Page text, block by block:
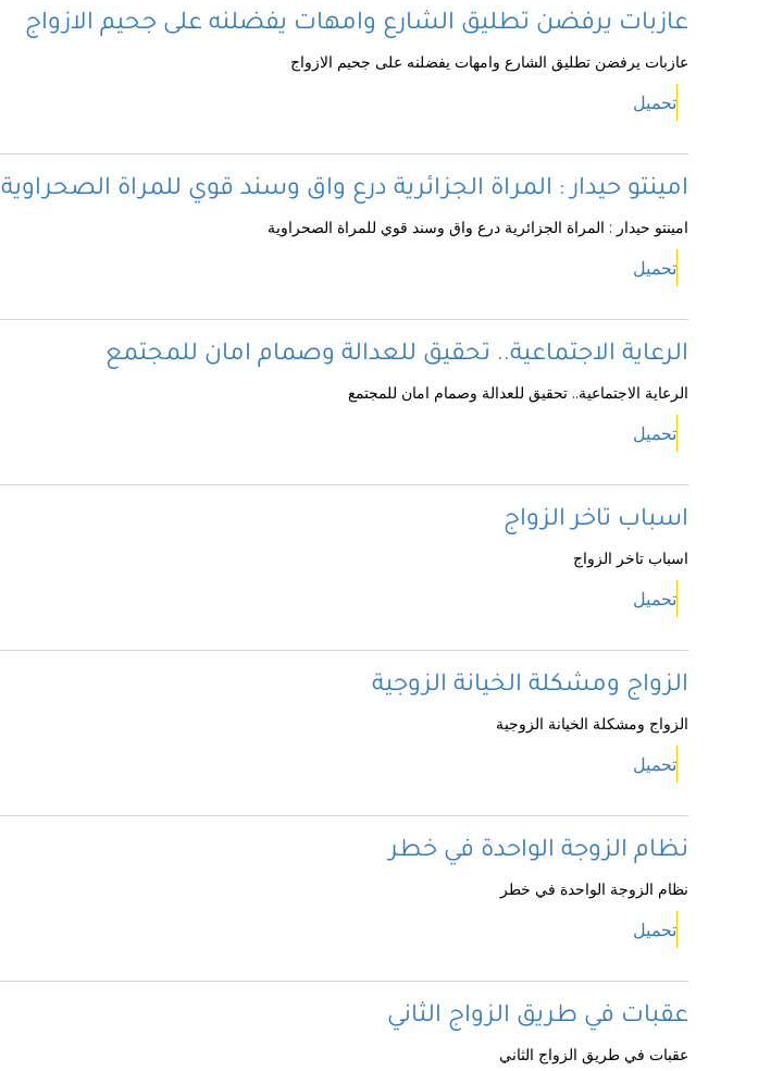
عازبات يرفضن تطليق الشارع وامهات يفضلنه على جحيم الازواج
عازبات يرفضن تطليق الشارع وامهات يفضلنه على جحيم الازواج
تحميل
امينتو حيدار : المراة الجزائرية درع واق وسند قوي للمراة الصحراوية
امينتو حيدار : المراة الجزائرية درع واق وسند قوي للمراة الصحراوية
تحميل
الرعاية الاجتماعية.. تحقيق للعدالة وصمام امان للمجتمع
الرعاية الاجتماعية.. تحقيق للعدالة وصمام امان للمجتمع
تحميل
اسباب تاخر الزواج
اسباب تاخر الزواج
تحميل
الزواج ومشكلة الخيانة الزوجية
الزواج ومشكلة الخيانة الزوجية
تحميل
نظام الزوجة الواحدة في خطر
نظام الزوجة الواحدة في خطر
تحميل
عقبات في طريق الزواج الثاني
عقبات في طريق الزواج الثاني